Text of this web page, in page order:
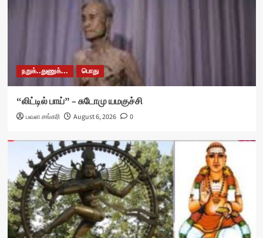
நறுக்..துணுக்... பொது
“லிட்டில் பாய்” – சுடோமு யமகுச்சி
பவள சங்கரி August 6, 2026 0